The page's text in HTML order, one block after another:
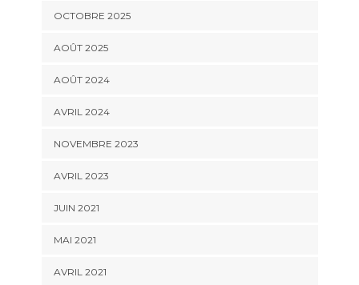
OCTOBRE 2025
AOÛT 2025
AOÛT 2024
AVRIL 2024
NOVEMBRE 2023
AVRIL 2023
JUIN 2021
MAI 2021
AVRIL 2021